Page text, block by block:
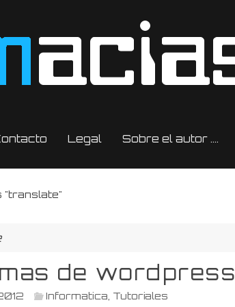
Legal Sobre el autor ….
"translate"
de wordpress
Informatica Tutoriales